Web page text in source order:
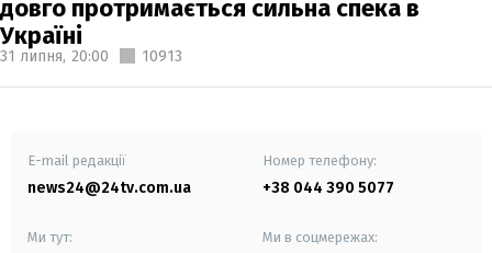
довго протримається сильна спека в
Україні
31 липня, 20:00 10913
E-mail редакції
news24@24tv.com.ua
Номер телефону:
+38 044 390 5077
Ми тут: Ми в соцмережах: